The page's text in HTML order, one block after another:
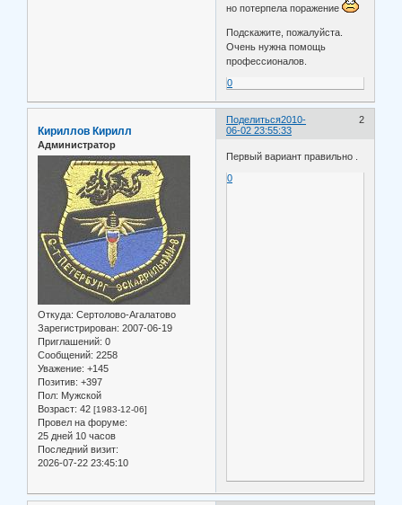
но потерпела поражение
Подскажите, пожалуйста.
Очень нужна помощь
профессионалов.
0
Поделиться 2
2010-
06-02 23:55:33
Кириллов Кирилл
Администратор
Откуда: Сертолово-Агалатово
Зарегистрирован: 2007-06-19
Приглашений: 0
Сообщений: 2258
Уважение: +145
Позитив: +397
Пол: Мужской
Возраст: 42 [1983-12-06]
Провел на форуме:
25 дней 10 часов
Последний визит:
2026-07-22 23:45:10
Первый вариант правильно .
0